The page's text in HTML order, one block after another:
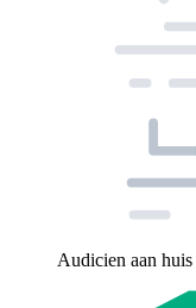
Audicien aan huis